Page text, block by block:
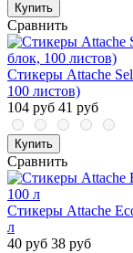
Купить
Сравнить
Стикеры Attache
100 листов)
104 руб 41 руб
Купить
Сравнить
Стикеры Attache
л
40 руб 38 руб